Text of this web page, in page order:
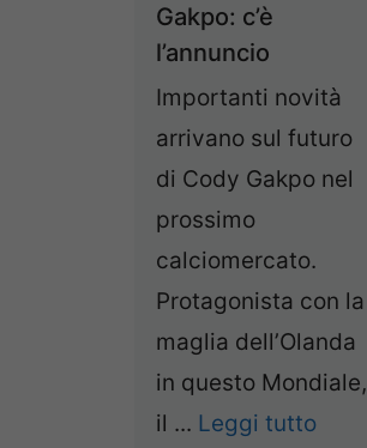
Gakpo: c’è
l’annuncio
Importanti novità
arrivano sul futuro
di Cody Gakpo nel
prossimo
calciomercato.
Protagonista con la
maglia dell’Olanda
in questo Mondiale,
il ... Leggi tutto